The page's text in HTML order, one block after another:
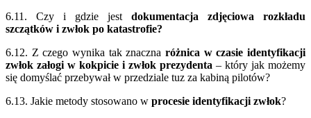
6.11. Czy i gdzie jest dokumentacja zdjęciowa rozkładu
szczątków i zwłok po katastrofie?
6.12. Z czego wynika tak znaczna różnica w czasie identyfikacji
zwłok załogi w kokpicie i zwłok prezydenta – który jak możemy
się domyślać przebywał w przedziale tuz za kabiną pilotów?
6.13. Jakie metody stosowano w procesie identyfikacji zwłok?